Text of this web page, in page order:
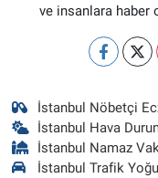
ve insanlara haber
İstanbul Nöbetçi
İstanbul Hava
İstanbul Namaz
İstanbul Trafik